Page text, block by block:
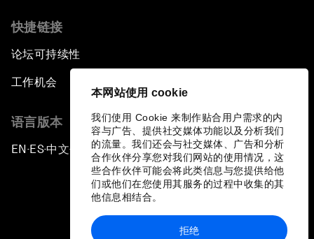
本网站使用 cookie
我们使用 Cookie 来制作贴合用户需求的内
容与广告、提供社交媒体功能以及分析我们
的流量。我们还会与社交媒体、广告和分析
合作伙伴分享您对我们网站的使用情况，这
些合作伙伴可能会将此类信息与您提供给他
们或他们在您使用其服务的过程中收集的其
他信息相结合。
拒绝
快捷链接
论坛可持续性
工作机会
语言版本
EN ▪ES▪中文▪ 日本語